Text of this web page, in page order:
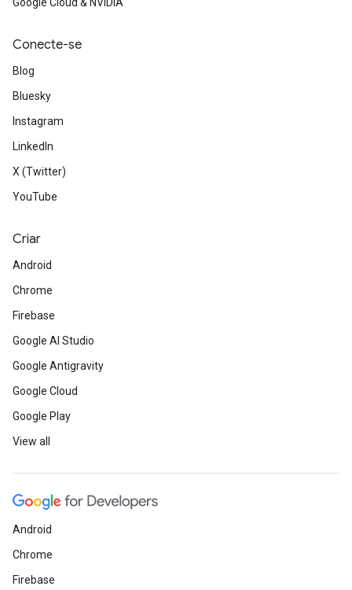
Conecte-se
Blog
Bluesky
Instagram
LinkedIn
X (Twitter)
YouTube
Criar
Android
Chrome
Firebase
Google AI Studio
Google Antigravity
Google Cloud
Google Play
View all
Android
Chrome
Firebase